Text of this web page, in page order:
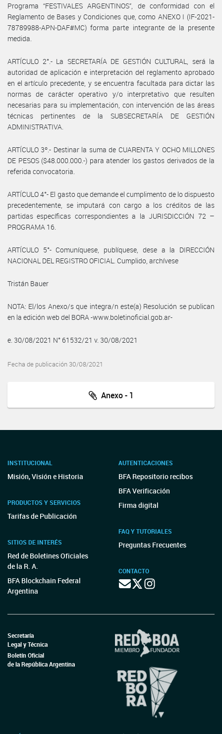
Programa “FESTIVALES ARGENTINOS”, de conformidad con el
Reglamento de Bases y Condiciones que, como ANEXO I (IF-2021-
78789988-APN-DAF#MC) forma parte integrante de la presente
medida.
ARTÍCULO 2°.- La SECRETARÍA DE GESTIÓN CULTURAL, será la
autoridad de aplicación e interpretación del reglamento aprobado
en el artículo precedente, y se encuentra facultada para dictar las
normas de carácter operativo y/o interpretativo que resulten
necesarias para su implementación, con intervención de las áreas
técnicas pertinentes de la SUBSECRETARÍA DE GESTIÓN
ADMINISTRATIVA.
ARTÍCULO 3º.- Destinar la suma de CUARENTA Y OCHO MILLONES
DE PESOS ($48.000.000.-) para atender los gastos derivados de la
referida convocatoria.
ARTÍCULO 4°- El gasto que demande el cumplimento de lo dispuesto
precedentemente, se imputará con cargo a los créditos de las
partidas específicas correspondientes a la JURISDICCIÓN 72 –
PROGRAMA 16.
ARTÍCULO 5°- Comuníquese, publíquese, dese a la DIRECCIÓN
NACIONAL DEL REGISTRO OFICIAL. Cumplido, archívese
Tristán Bauer
NOTA: El/los Anexo/s que integra/n este(a) Resolución se publican
en la edición web del BORA -www.boletinoficial.gob.ar-
e. 30/08/2021 N° 61532/21 v. 30/08/2021
Fecha de publicación 30/08/2021
Anexo - 1
INSTITUCIONAL
Misión, Visión e Historia
PRODUCTOS Y SERVICIOS
Tarifas de Publicación
SITIOS DE INTERÉS
Red de Boletines Oficiales
de la R. A.
BFA Blockchain Federal
Argentina
AUTENTICACIONES
BFA Repositorio recibos
BFA Verificación
Firma digital
FAQ Y TUTORIALES
Preguntas Frecuentes
CONTACTO
Secretaría
Legal y Técnica
Boletín Oficial
de la República Argentina